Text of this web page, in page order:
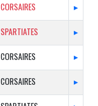
CORSAIRES ▸
SPARTIATES ▸
CORSAIRES ▸
CORSAIRES ▸